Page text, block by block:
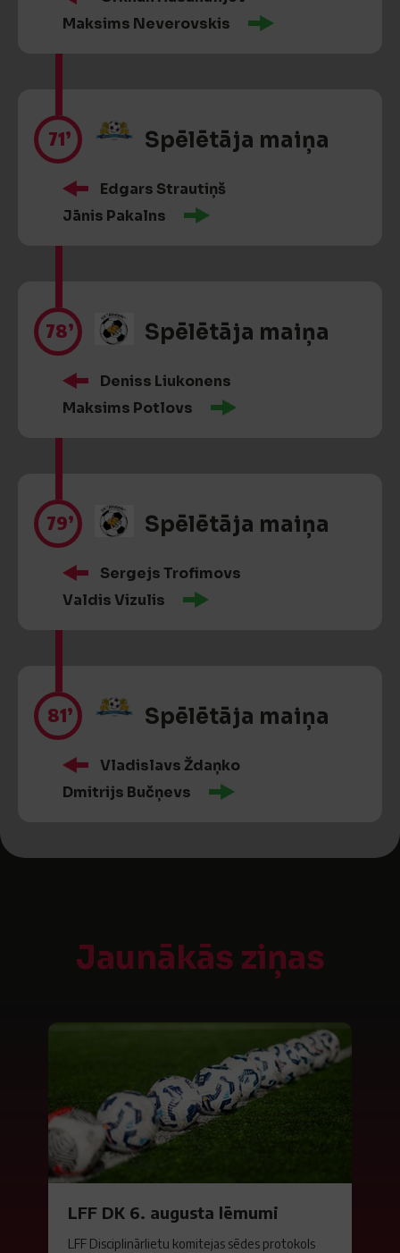
Maksims Neverovskis
71’ Spēlētāja maiņa
Edgars Strautiņš
Jānis Pakalns
78’ Spēlētāja maiņa
Deniss Liukonens
Maksims Potlovs
79’ Spēlētāja maiņa
Sergejs Trofimovs
Valdis Vizulis
81’ Spēlētāja maiņa
Vladislavs Ždaņko
Dmitrijs Bučņevs
Jaunākās ziņas
LFF DK 6. augusta lēmumi
LFF Disciplinārlietu komitejas sēdes protokols